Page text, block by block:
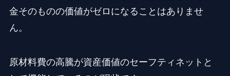
金そのものの価値がゼロになることはありませ
ん。
原材料費の高騰が資産価値のセーフティネットと